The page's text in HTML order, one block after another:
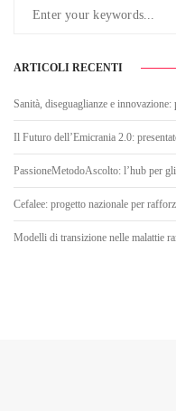
ARTICOLI RECENTI
Sanità, diseguaglianze e
Il Futuro dell’Emicrania 2.0:
PassioneMetodoAscolto: l’hub per
Cefalee: progetto nazionale per
Modelli di transizione nelle malattie